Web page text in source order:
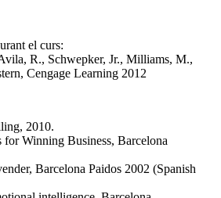
el curs:
R., Schwepker, Jr., Milliams, M.,
Cengage Learning 2012
2010.
Winning Business, Barcelona
Barcelona Paidos 2002 (Spanish